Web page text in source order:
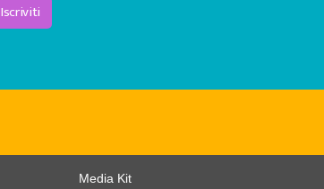
Iscriviti
Media Kit